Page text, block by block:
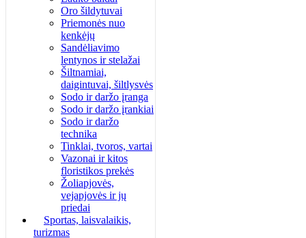
Oro šildytuvai
Priemonės nuo
kenkėjų
Sandėliavimo
lentynos ir stelažai
Šiltnamiai,
daigintuvai, šiltlysvės
Sodo ir daržo įranga
Sodo ir daržo įrankiai
Sodo ir daržo
technika
Tinklai, tvoros, vartai
Vazonai ir kitos
floristikos prekės
Žoliapjovės,
vejapjovės ir jų
priedai
Sportas, laisvalaikis,
turizmas